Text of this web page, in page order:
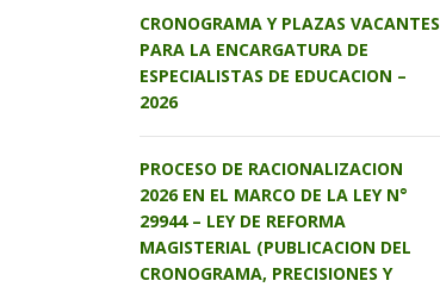
CRONOGRAMA Y PLAZAS VACANTES
PARA LA ENCARGATURA DE
ESPECIALISTAS DE EDUCACION –
2026
PROCESO DE RACIONALIZACION
2026 EN EL MARCO DE LA LEY N°
29944 – LEY DE REFORMA
MAGISTERIAL (PUBLICACION DEL
CRONOGRAMA, PRECISIONES Y